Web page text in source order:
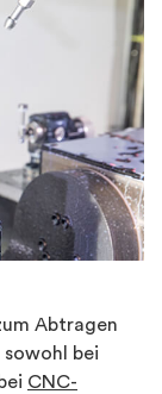
Abtragen
bei
CNC-